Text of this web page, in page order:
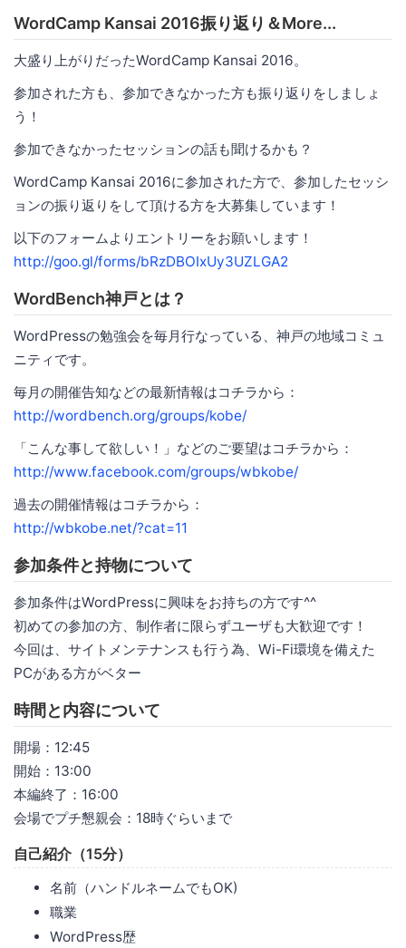
WordCamp Kansai 2016振り返り＆More...
大盛り上がりだったWordCamp Kansai 2016。
参加された方も、参加できなかった方も振り返りをしましょ
う！
参加できなかったセッションの話も聞けるかも？
WordCamp Kansai 2016に参加された方で、参加したセッシ
ョンの振り返りをして頂ける方を大募集しています！
以下のフォームよりエントリーをお願いします！
http://goo.gl/forms/bRzDBOIxUy3UZLGA2
WordBench神戸とは？
WordPressの勉強会を毎月行なっている、神戸の地域コミュ
ニティです。
毎月の開催告知などの最新情報はコチラから：
http://wordbench.org/groups/kobe/
「こんな事して欲しい！」などのご要望はコチラから：
http://www.facebook.com/groups/wbkobe/
過去の開催情報はコチラから：
http://wbkobe.net/?cat=11
参加条件と持物について
参加条件はWordPressに興味をお持ちの方です^^
初めての参加の方、制作者に限らずユーザも大歓迎です！
今回は、サイトメンテナンスも行う為、Wi-Fi環境を備えた
PCがある方がベター
時間と内容について
開場：12:45
開始：13:00
本編終了：16:00
会場でプチ懇親会：18時ぐらいまで
自己紹介（15分）
名前（ハンドルネームでもOK)
職業
WordPress歴